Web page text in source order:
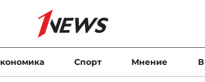
Спорт Мнение